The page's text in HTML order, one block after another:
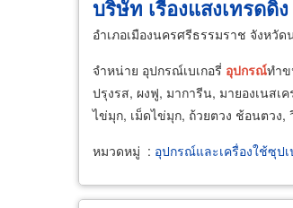
บริษัท เรืองแสงเทรดดิ้
อำเภอเมืองนครศรีธรรมราช จังหวั
จำหน่าย อุปกรณ์เบเกอรี่ อุปกรณ์ทำ
ปรุงรส, ผงฟู, มาการีน, มายองเนส
ไข่มุก, เม็ดไข่มุก, ถ้วยตวง ช้อนตวง
หมวดหมู่ : อุปกรณ์และเครื่องใช้ซุปเ